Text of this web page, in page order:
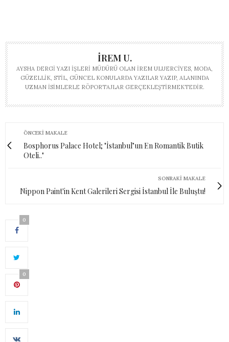
İREM U.
AYSHA DERGI YAZI İŞLERI MÜDÜRÜ OLAN İREM ULUERCIYES, MODA,
GÜZELLIK, STIL, GÜNCEL KONULARDA YAZILAR YAZIP, ALANINDA
UZMAN ISIMLERLE RÖPORTAJLAR GERÇEKLEŞTIRMEKTEDIR.
ÖNCEKI MAKALE
Bosphorus Palace Hotel; "İstanbul’un En Romantik Butik
Oteli.."
SONRAKI MAKALE
Nippon Paint'in Kent Galerileri Sergisi İstanbul İle Buluştu!
0
0